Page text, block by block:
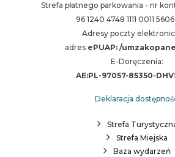
Strefa płatnego parkowania - nr
96 1240 4748 1111 0011
Adresy poczty
adres ePUAP: /
E-Doręczenia:
AE:PL-97057-85350-
Deklaracja
Strefa
Strefa Miejska
Baza wydarzeń